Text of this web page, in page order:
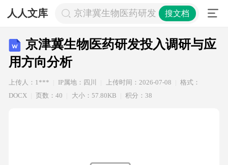
人人文库 京津冀生物医药研发投入调研与应用
搜文档
京津冀生物医药研发投入调研与应
用方向分析
上传人：1*** IP属地：四川 上传时间：2026-07-08
格式：
DOCX
页数：40 大小：57.80KB 积分：38